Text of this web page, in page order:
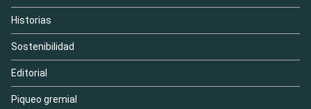
Historias
Sostenibilidad
Editorial
Piqueo gremial